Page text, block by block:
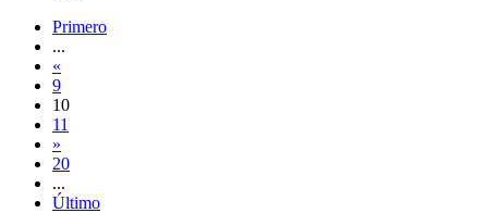
Primero
...
«
9
10
11
»
20
...
Último